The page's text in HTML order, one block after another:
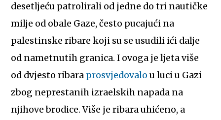
desetljeću patrolirali od jedne do tri nautičke
milje od obale Gaze, često pucajući na
palestinske ribare koji su se usudili ići dalje
od nametnutih granica. I ovoga je ljeta više
od dvjesto ribara prosvjedovalo u luci u Gazi
zbog neprestanih izraelskih napada na
njihove brodice. Više je ribara uhićeno, a